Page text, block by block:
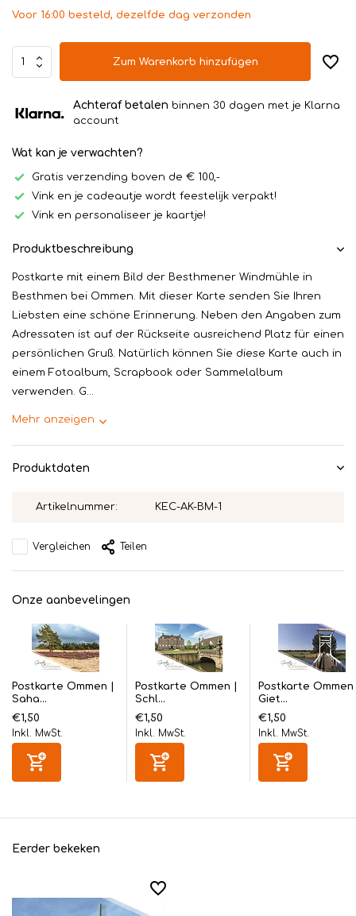
Voor 16:00 besteld, dezelfde dag verzonden
Zum Warenkorb hinzufügen
Achteraf betalen binnen 30 dagen met je Klarna
account
Wat kan je verwachten?
Gratis verzending boven de € 100,-
Vink en je cadeautje wordt feestelijk verpakt!
Vink en personaliseer je kaartje!
Produktbeschreibung
Postkarte mit einem Bild der Besthmener Windmühle in
Besthmen bei Ommen. Mit dieser Karte senden Sie Ihren
Liebsten eine schöne Erinnerung. Neben den Angaben zum
Adressaten ist auf der Rückseite ausreichend Platz für einen
persönlichen Gruß. Natürlich können Sie diese Karte auch in
einem Fotoalbum, Scrapbook oder Sammelalbum
verwenden. G...
Mehr anzeigen
Produktdaten
Artikelnummer: KEC-AK-BM-1
Vergleichen Teilen
Onze aanbevelingen
Postkarte Ommen |
Saha...
€1,50
Inkl. MwSt.
Postkarte Ommen |
Schl...
€1,50
Inkl. MwSt.
Postkarte Ommen
Giet...
€1,50
Inkl. MwSt.
Eerder bekeken